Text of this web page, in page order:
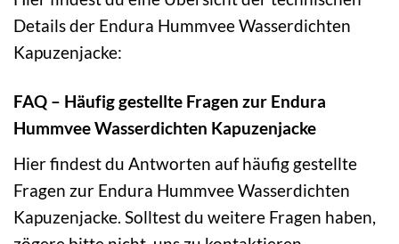
Details der Endura Hummvee Wasserdichten
Kapuzenjacke:
FAQ – Häufig gestellte Fragen zur Endura
Hummvee Wasserdichten Kapuzenjacke
Hier findest du Antworten auf häufig gestellte
Fragen zur Endura Hummvee Wasserdichten
Kapuzenjacke. Solltest du weitere Fragen haben,